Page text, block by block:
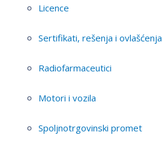
Licence
Sertifikati, rešenja i ovlašćenja
Radiofarmaceutici
Motori i vozila
Spoljnotrgovinski promet